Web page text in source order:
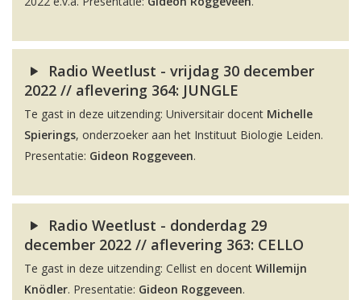
Radio Weetlust - vrijdag 30 december
2022 // aflevering 364: JUNGLE
Te gast in deze uitzending: Universitair docent Michelle
Spierings, onderzoeker aan het Instituut Biologie Leiden.
Presentatie: Gideon Roggeveen.
Radio Weetlust - donderdag 29
december 2022 // aflevering 363: CELLO
Te gast in deze uitzending: Cellist en docent Willemijn
Knödler. Presentatie: Gideon Roggeveen.